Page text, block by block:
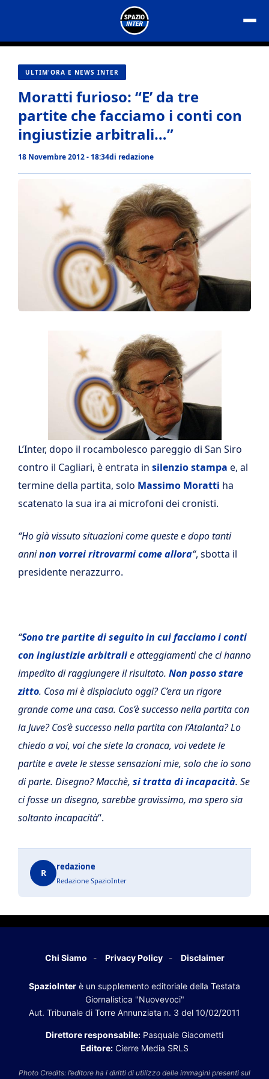
contenuto
ULTIM'ORA E NEWS INTER
Moratti furioso: “E’ da tre
partite che facciamo i conti con
ingiustizie arbitrali…”
18 Novembre 2012 - 18:34di redazione
L’Inter, dopo il rocambolesco pareggio di San Siro
contro il Cagliari, è entrata in silenzio stampa e, al
termine della partita, solo Massimo Moratti ha
scatenato la sua ira ai microfoni dei cronisti.
“Ho già vissuto situazioni come queste e dopo tanti
anninon vorrei ritrovarmi come allora“, sbotta il
presidente nerazzurro.
“Sono tre partite di seguito in cui facciamo i conti
con ingiustizie arbitralie atteggiamenti che ci hanno
impedito di raggiungere il risultato. Non posso stare
zitto. Cosa mi è dispiaciuto oggi? C’era un rigore
grande come una casa. Cos’è successo nella partita con
la Juve? Cos’è successo nella partita con l’Atalanta? Lo
chiedo a voi, voi che siete la cronaca, voi vedete le
partite e avete le stesse sensazioni mie, solo che io sono
di parte. Disegno? Macchè, si tratta di incapacità. Se
ci fosse un disegno, sarebbe gravissimo, ma spero sia
soltanto incapacità“.
R
redazione
Redazione SpazioInter
Chi Siamo Privacy Policy Disclaimer
SpazioInter è un supplemento editoriale della Testata
Giornalistica "Nuovevoci"
Aut. Tribunale di Torre Annunziata n. 3 del 10/02/2011
Direttore responsabile: Pasquale Giacometti
Editore: Cierre Media SRLS
Photo Credits: l’editore ha i diritti di utilizzo delle immagini presenti sul